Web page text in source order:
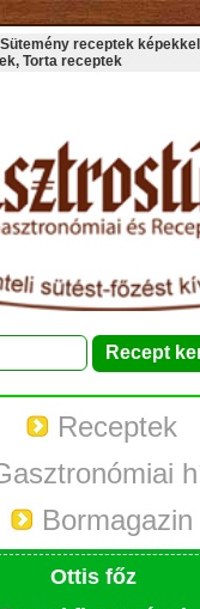
receptek
Torta receptek
Receptek
Bormagazin
Ottis főz